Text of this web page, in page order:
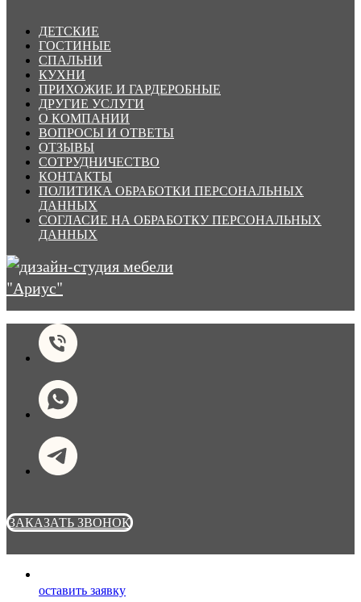
ДЕТСКИЕ
ГОСТИНЫЕ
СПАЛЬНИ
КУХНИ
ПРИХОЖИЕ И ГАРДЕРОБНЫЕ
ДРУГИЕ УСЛУГИ
О КОМПАНИИ
ВОПРОСЫ И ОТВЕТЫ
ОТЗЫВЫ
СОТРУДНИЧЕСТВО
КОНТАКТЫ
ПОЛИТИКА ОБРАБОТКИ ПЕРСОНАЛЬНЫХ
ДАННЫХ
СОГЛАСИЕ НА ОБРАБОТКУ ПЕРСОНАЛЬНЫХ
ДАННЫХ
ЗАКАЗАТЬ ЗВОНОК
оставить заявку